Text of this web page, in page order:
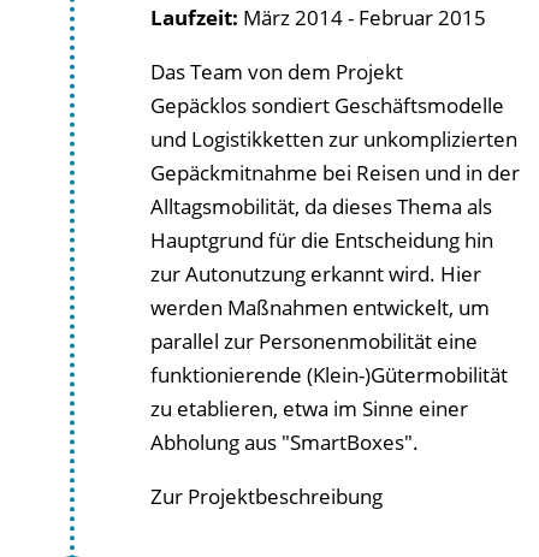
Laufzeit: März 2014 - Februar 2015
Das Team von dem Projekt
Gepäcklos sondiert Geschäftsmodelle
und Logistikketten zur unkomplizierten
Gepäckmitnahme bei Reisen und in der
Alltagsmobilität, da dieses Thema als
Hauptgrund für die Entscheidung hin
zur Autonutzung erkannt wird. Hier
werden Maßnahmen entwickelt, um
parallel zur Personenmobilität eine
funktionierende (Klein-)Gütermobilität
zu etablieren, etwa im Sinne einer
Abholung aus "SmartBoxes".
Zur Projektbeschreibung